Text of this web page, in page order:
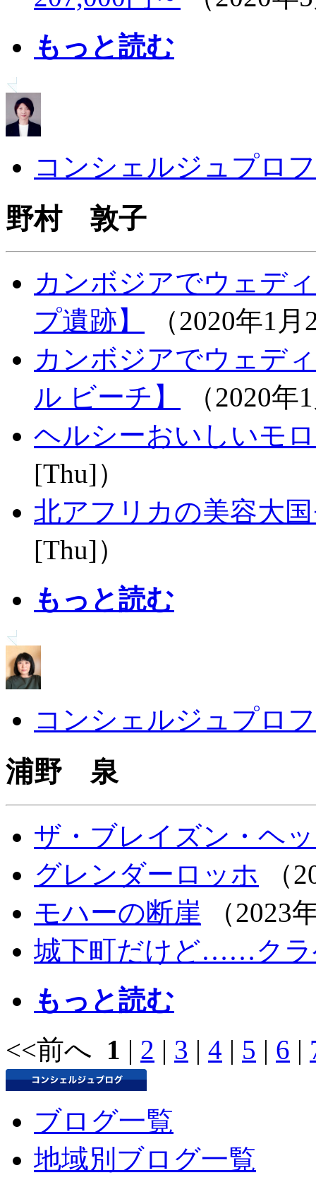
もっと読む
コンシェルジュプロ
野村 敦子
カンボジアでウェデ
プ遺跡】
（2020年1
カンボジアでウェデ
ル ビーチ】
（2020年
ヘルシーおいしいモ
[Thu]）
北アフリカの美容大
[Thu]）
もっと読む
コンシェルジュプロ
浦野 泉
ザ・ブレイズン・ヘ
グレンダーロッホ （
モハーの断崖 （2023
城下町だけど……クラ
もっと読む
<<前へ 1 | 2 | 3 | 4 | 5 | 6 |
ブログ一覧
地域別ブログ一覧